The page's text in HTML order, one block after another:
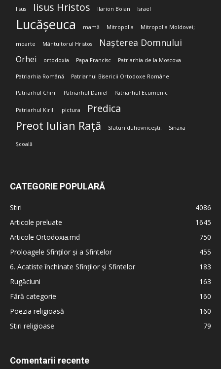
Iisus Iisus Hristos Ilarion Boian Israel
Lucășeuca mamă Mitropolia Mitropolia Moldovei;
moarte Mântuitorul Hristos Nașterea Domnului
Orhei ortodoxia Papa Francisc Patriarhia de la Moscova
Patriarhia Română Patriarhul Bisericii Ortodoxe Române
Patriarhul Chiril Patriarhul Daniel Patriarhul Ecumenic
Patriarhul Kirill pictura Predica
Preot Iulian Rață Sfaturi duhovnicești; Sinaxa
Școală
CATEGORIE POPULARĂ
Stiri
4086
Articole preluate
1645
Articole Ortodoxia.md
750
Proloagele Sfinților și a Sfintelor
455
6. Acatiste închinate Sfinților și Sfintelor
183
Rugăciuni
163
Fără categorie
160
Poezia religioasă
160
Stiri religioase
79
Comentarii recente